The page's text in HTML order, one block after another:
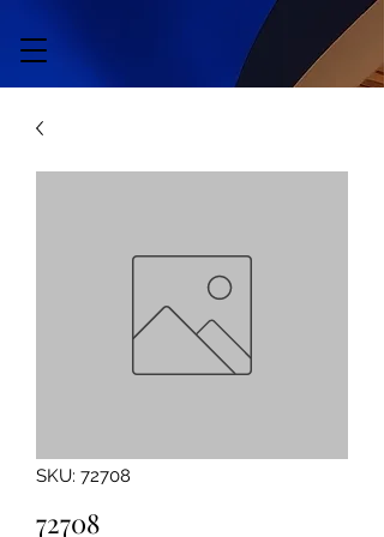
SKU: 72708
72708